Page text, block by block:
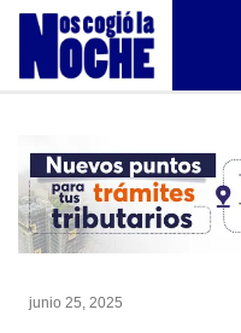
junio 25, 2025